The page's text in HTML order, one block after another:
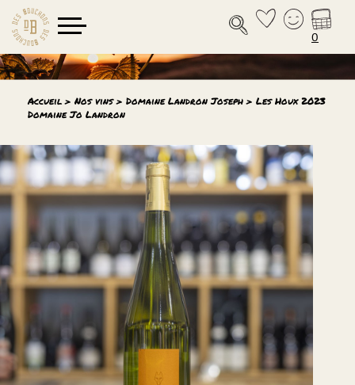
0
Accueil> Nos vins> Domaine LandronJoseph> Les Houx2023
Domaine Jo Landron